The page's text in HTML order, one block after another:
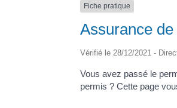
Fiche pratique
Assurance
Vérifié le 28/12/2021 -
Vous avez passé le
permis ? Cette page